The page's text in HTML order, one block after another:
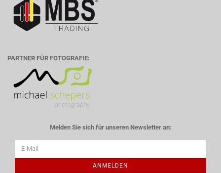
PARTNER FÜR FOTOGRAFIE:
Melden Sie sich für unseren Newsletter an:
ANMELDEN